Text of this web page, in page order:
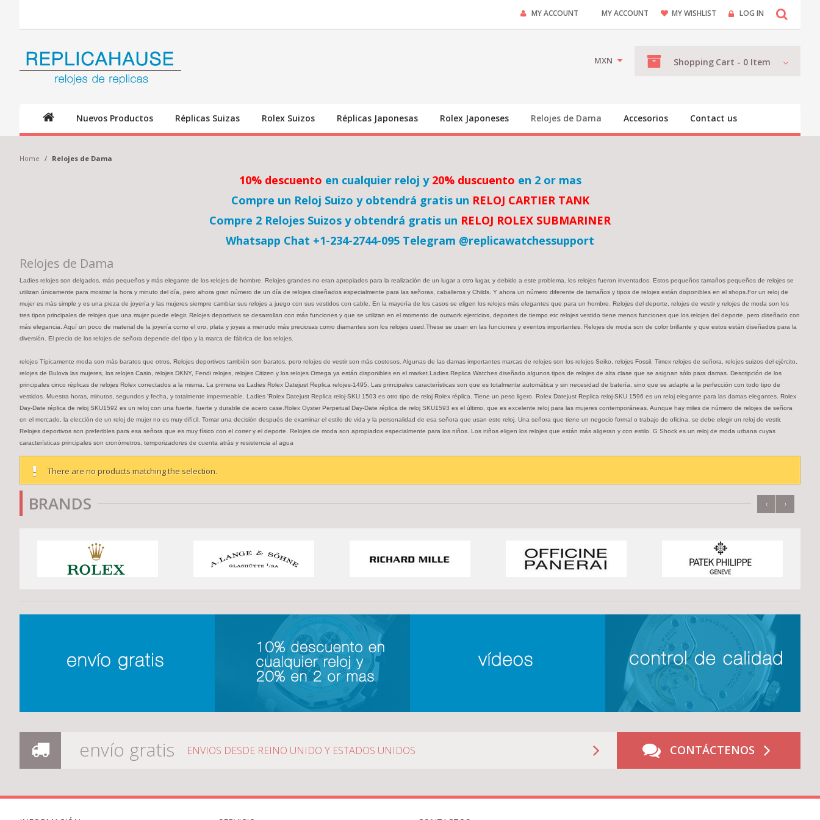
MY ACCOUNT MY ACCOUNT MY WISHLIST LOG IN
Shopping Cart - 0 Item
MXN
Nuevos Productos Réplicas Suizas Rolex Suizos Réplicas Japonesas Rolex Japoneses Relojes de Dama Accesorios Contact us
Home / Relojes de Dama
10% descuento en cualquier reloj y 20% duscuento en 2 or mas
Compre un Reloj Suizo y obtendrá gratis un RELOJ CARTIER TANK
Compre 2 Relojes Suizos y obtendrá gratis un RELOJ ROLEX SUBMARINER
Whatsapp Chat +1-234-2744-095 Telegram @replicawatchessupport
Relojes de Dama
Ladies relojes son delgados, más pequeños y más elegante de los relojes de hombre. Relojes grandes no eran apropiados para la realización de un lugar a otro lugar, y debido a este problema, los relojes fueron inventados. Estos pequeños tamaños pequeños de relojes se
utilizan únicamente para mostrar la hora y minuto del día, pero ahora gran número de un día de relojes diseñados especialmente para las señoras, caballeros y Childs. Y ahora un número diferente de tamaños y tipos de relojes están disponibles en el shops.For un reloj de
mujer es más simple y es una pieza de joyería y las mujeres siempre cambiar sus relojes a juego con sus vestidos con cable. En la mayoría de los casos se eligen los relojes más elegantes que para un hombre. Relojes del deporte, relojes de vestir y relojes de moda son los
tres tipos principales de relojes que una mujer puede elegir. Relojes deportivos se desarrollan con más funciones y que se utilizan en el momento de outwork ejercicios, deportes de tiempo etc relojes vestido tiene menos funciones que los relojes del deporte, pero diseñado con
más elegancia. Aquí un poco de material de la joyería como el oro, plata y joyas a menudo más preciosas como diamantes son los relojes used.These se usan en las funciones y eventos importantes. Relojes de moda son de color brillante y que estos están diseñados para la
diversión. El precio de los relojes de señora depende del tipo y la marca de fábrica de los relojes.
relojes Típicamente moda son más baratos que otros. Relojes deportivos también son baratos, pero relojes de vestir son más costosos. Algunas de las damas importantes marcas de relojes son los relojes Seiko, relojes Fossil, Timex relojes de señora, relojes suizos del ejército,
relojes de Bulova las mujeres, los relojes Casio, relojes DKNY, Fendi relojes, relojes Citizen y los relojes Omega ya están disponibles en el market.Ladies Replica Watches diseñado algunos tipos de relojes de alta clase que se asignan sólo para damas. Descripción de los
principales cinco réplicas de relojes Rolex conectados a la misma. La primera es Ladies Rolex Datejust Replica relojes-1495. Las principales características son que es totalmente automática y sin necesidad de batería, sino que se adapte a la perfección con todo tipo de
vestidos. Muestra horas, minutos, segundos y fecha, y totalmente impermeable. Ladies 'Rolex Datejust Replica reloj-SKU 1503 es otro tipo de reloj Rolex réplica. Tiene un peso ligero. Rolex Datejust Replica reloj-SKU 1596 es un reloj elegante para las damas elegantes. Rolex
Day-Date réplica de reloj SKU1592 es un reloj con una fuerte, fuerte y durable de acero case.Rolex Oyster Perpetual Day-Date réplica de reloj SKU1593 es el último, que es excelente reloj para las mujeres contemporáneas. Aunque hay miles de número de relojes de señora
en el mercado, la elección de un reloj de mujer no es muy difícil. Tomar una decisión después de examinar el estilo de vida y la personalidad de esa señora que usan este reloj. Una señora que tiene un negocio formal o trabajo de oficina, se debe elegir un reloj de vestir.
Relojes deportivos son preferibles para esa señora que es muy físico con el correr y el deporte. Relojes de moda son apropiados especialmente para los niños. Los niños eligen los relojes que están más aligeran y con estilo. G Shock es un reloj de moda urbana cuyas
características principales son cronómetros, temporizadores de cuenta atrás y resistencia al agua
There are no products matching the selection.
BRANDS ‹ ›
envío gratis ENVIOS DESDE REINO UNIDO Y ESTADOS UNIDOS CONTÁCTENOS